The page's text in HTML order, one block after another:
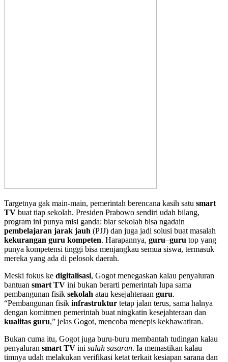
Targetnya gak main-main, pemerintah berencana kasih satu smart
TV buat tiap sekolah. Presiden Prabowo sendiri udah bilang,
program ini punya misi ganda: biar sekolah bisa ngadain
pembelajaran jarak jauh (PJJ) dan juga jadi solusi buat masalah
kekurangan guru kompeten. Harapannya, guru–guru top yang
punya kompetensi tinggi bisa menjangkau semua siswa, termasuk
mereka yang ada di pelosok daerah.
Meski fokus ke digitalisasi, Gogot menegaskan kalau penyaluran
bantuan smart TV ini bukan berarti pemerintah lupa sama
pembangunan fisik sekolah atau kesejahteraan guru.
“Pembangunan fisik infrastruktur tetap jalan terus, sama halnya
dengan komitmen pemerintah buat ningkatin kesejahteraan dan
kualitas guru,” jelas Gogot, mencoba menepis kekhawatiran.
Bukan cuma itu, Gogot juga buru-buru membantah tudingan kalau
penyaluran smart TV ini salah sasaran. Ia memastikan kalau
timnya udah melakukan verifikasi ketat terkait kesiapan sarana dan